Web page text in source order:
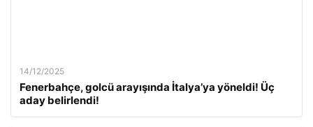
14/12/2025
Fenerbahçe, golcü arayışında İtalya’ya yöneldi! Üç
aday belirlendi!